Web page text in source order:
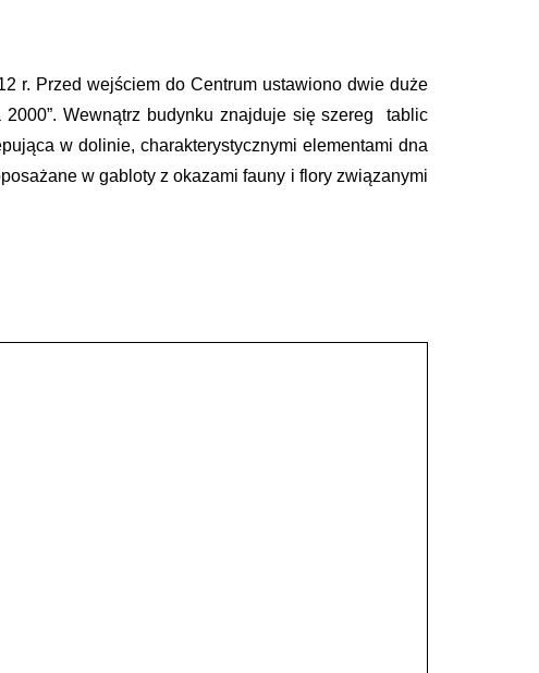
r. Przed wejściem do Centrum ustawiono dwie duże
Wewnątrz budynku znajduje się szereg tablic
w dolinie, charakterystycznymi elementami dna
w gabloty z okazami fauny i flory związanymi